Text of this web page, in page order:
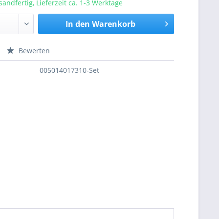
Lieferzeit ca. 1-3 Werktage
In den Warenkorb
Bewerten
005014017310-Set